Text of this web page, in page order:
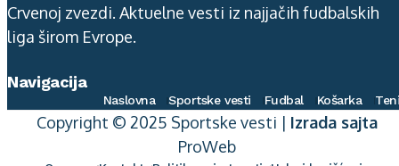
Crvenoj zvezdi. Aktuelne vesti iz najjačih fudbalskih
liga širom Evrope.
Navigacija
Naslovna Sportske vesti Fudbal Košarka
Copyright © 2025 Sportske vesti | Izrada sajta
ProWeb